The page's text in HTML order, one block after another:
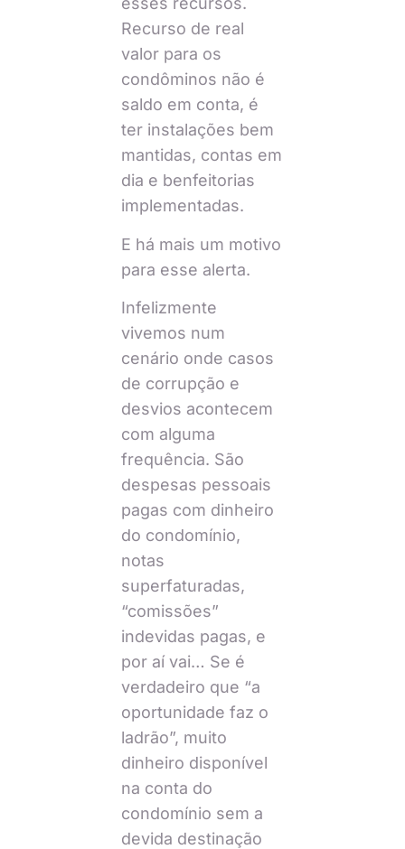
Recurso de real
valor para os
condôminos não é
saldo em conta, é
ter instalações bem
mantidas, contas em
dia e benfeitorias
implementadas.
E há mais um motivo
para esse alerta.
Infelizmente
vivemos num
cenário onde casos
de corrupção e
desvios acontecem
com alguma
frequência. São
despesas pessoais
pagas com dinheiro
do condomínio,
notas
superfaturadas,
“comissões”
indevidas pagas, e
por aí vai… Se é
verdadeiro que “a
oportunidade faz o
ladrão”, muito
dinheiro disponível
na conta do
condomínio sem a
devida destinação